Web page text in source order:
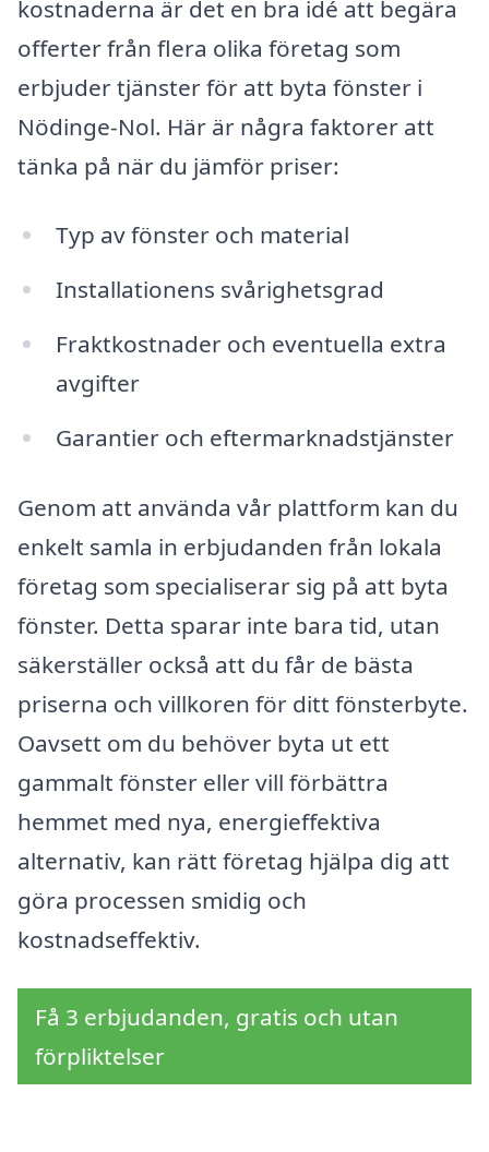
kostnaderna är det en bra idé att begära
offerter från flera olika företag som
erbjuder tjänster för att byta fönster i
Nödinge-Nol. Här är några faktorer att
tänka på när du jämför priser:
Typ av fönster och material
Installationens svårighetsgrad
Fraktkostnader och eventuella extra
avgifter
Garantier och eftermarknadstjänster
Genom att använda vår plattform kan du
enkelt samla in erbjudanden från lokala
företag som specialiserar sig på att byta
fönster. Detta sparar inte bara tid, utan
säkerställer också att du får de bästa
priserna och villkoren för ditt fönsterbyte.
Oavsett om du behöver byta ut ett
gammalt fönster eller vill förbättra
hemmet med nya, energieffektiva
alternativ, kan rätt företag hjälpa dig att
göra processen smidig och
kostnadseffektiv.
Få 3 erbjudanden, gratis och utan
förpliktelser